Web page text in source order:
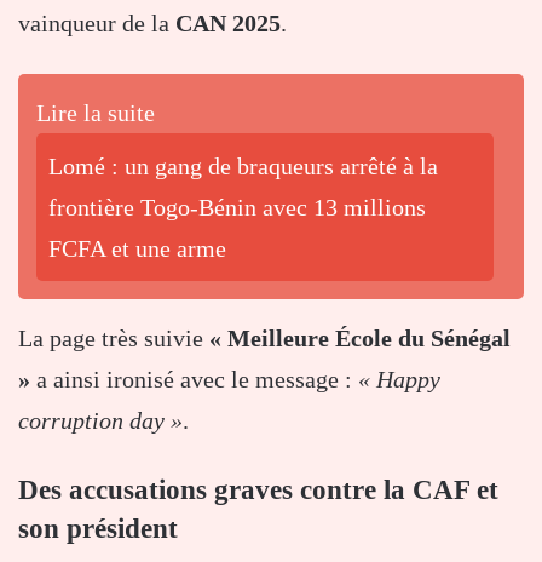
vainqueur de la CAN 2025.
Lire la suite
Lomé : un gang de braqueurs arrêté à la
frontière Togo-Bénin avec 13 millions
FCFA et une arme
La page très suivie « Meilleure École du Sénégal
» a ainsi ironisé avec le message : « Happy
corruption day ».
Des accusations graves contre la CAF et
son président